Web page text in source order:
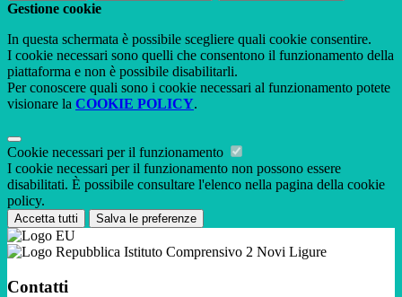
Gestione cookie
In questa schermata è possibile scegliere quali cookie consentire.
I cookie necessari sono quelli che consentono il funzionamento della
piattaforma e non è possibile disabilitarli.
Per conoscere quali sono i cookie necessari al funzionamento potete
visionare la COOKIE POLICY.
Cookie necessari per il funzionamento
I cookie necessari per il funzionamento non possono essere
disabilitati. È possibile consultare l'elenco nella pagina della cookie
policy.
Accetta tutti Salva le preferenze
Istituto Comprensivo 2 Novi Ligure
Contatti